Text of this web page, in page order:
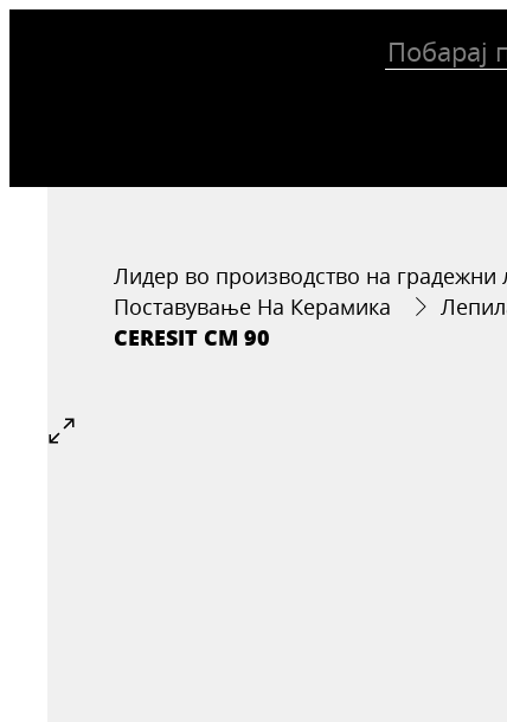
Лидер во производство на градежни
Поставување На Керамика
CERESIT CM 90